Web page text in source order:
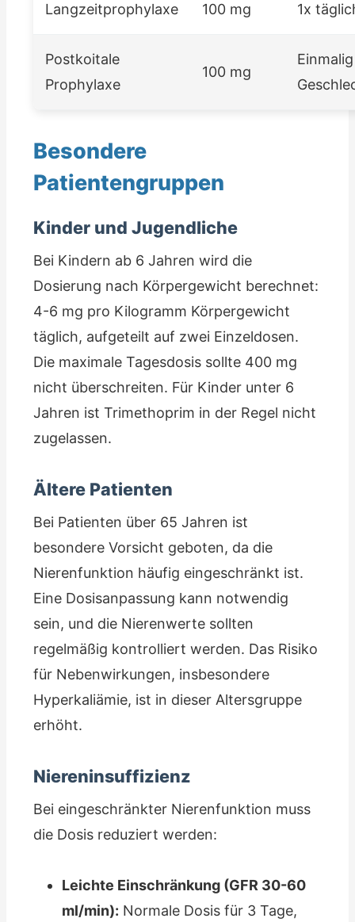
Langzeitprophylaxe 100 mg 1x
Postkoitale
Prophylaxe
100 mg
Besondere
Patientengruppen
Kinder und Jugendliche
Bei Kindern ab 6 Jahren wird die
Dosierung nach Körpergewicht berechnet:
4-6 mg pro Kilogramm Körpergewicht
täglich, aufgeteilt auf zwei Einzeldosen.
Die maximale Tagesdosis sollte 400 mg
nicht überschreiten. Für Kinder unter 6
Jahren ist Trimethoprim in der Regel nicht
zugelassen.
Ältere Patienten
Bei Patienten über 65 Jahren ist
besondere Vorsicht geboten, da die
Nierenfunktion häufig eingeschränkt ist.
Eine Dosisanpassung kann notwendig
sein, und die Nierenwerte sollten
regelmäßig kontrolliert werden. Das Risiko
für Nebenwirkungen, insbesondere
Hyperkaliämie, ist in dieser Altersgruppe
erhöht.
Niereninsuffizienz
Bei eingeschränkter Nierenfunktion muss
die Dosis reduziert werden:
Leichte Einschränkung (GFR 30-60
ml/min): Normale Dosis für 3 Tage,